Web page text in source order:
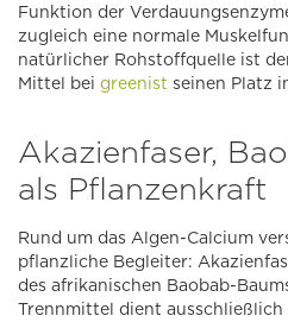
Funktion der
zugleich eine normale
natürlicher Rohstoffquelle ist
Mittel bei greenist seinen Platz
Akazienfaser,
als Pflanzenkraft
Rund um das Algen-Calcium
pflanzliche Begleiter:
des afrikanischen Baobab-
Trennmittel dient ausschließlich